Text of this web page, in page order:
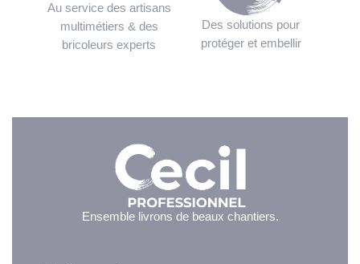
Au service des artisans
multimétiers & des
bricoleurs experts
Des solutions pour
protéger et embellir
Ensemble livrons de beaux chantiers.